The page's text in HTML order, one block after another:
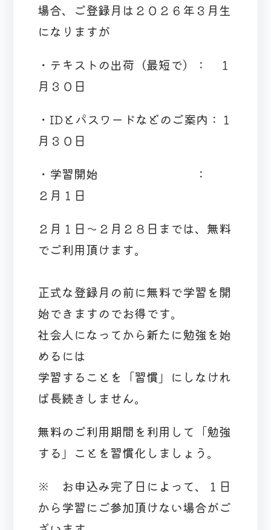
場合、ご登録月は２０２６年３月生
になりますが
・テキストの出荷（最短で）： １
月３０日
・IDとパスワードなどのご案内：１
月３０日
・学習開始 ：
２月１日
２月１日～２月２８日までは、無料
でご利用頂けます。
正式な登録月の前に無料で学習を開
始できますのでお得です。
社会人になってから新たに勉強を始
めるには
学習することを「習慣」にしなけれ
ば長続きしません。
無料のご利用期間を利用して「勉強
する」ことを習慣化しましょう。
※ お申込み完了日によって、１日
から学習にご参加頂けない場合がご